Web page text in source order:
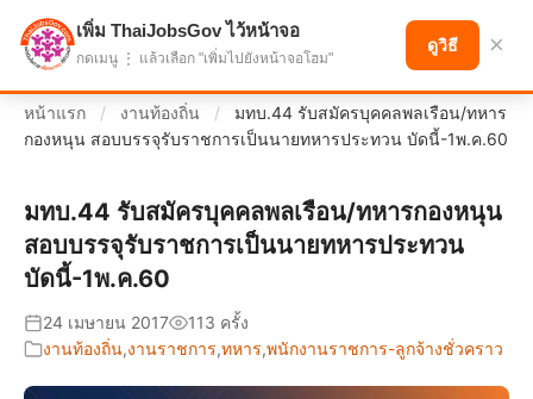
แบ่งปันโอกาส เพื่ออนาคตที่ก้าวหน้า
หน้าแรก / งานท้องถิ่น /
มทบ.44 รับสมัครบุคคลพลเรือน/ทหาร
กองหนุน สอบบรรจุรับราชการเป็นนายทหารประทวน บัดนี้-1พ.ค.60
มทบ.44 รับสมัครบุคคลพลเรือน/ทหารกองหนุน
สอบบรรจุรับราชการเป็นนายทหารประทวน
บัดนี้-1พ.ค.60
24 เมษายน 2017
113 ครั้ง
งานท้องถิ่น,งานราชการ,ทหาร,พนักงานราชการ-ลูกจ้างชั่วคราว
เพิ่ม ThaiJobsGov ไว้หน้าจอ
กดเมนู ⋮ แล้วเลือก "เพิ่มไปยังหน้าจอโฮม"
ดูวิธี ×